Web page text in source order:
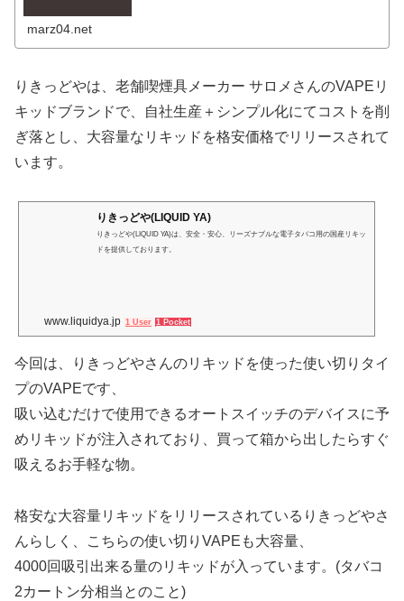
marz04.net
りきっどやは、老舗喫煙具メーカー サロメさんのVAPEリ
キッドブランドで、自社生産＋シンプル化にてコストを削
ぎ落とし、大容量なリキッドを格安価格でリリースされて
います。
りきっどや(LIQUID YA)
りきっどや(LIQUID YA)は、安全・安心、リーズナブルな電子タバコ用の国産リキッ
ドを提供しております。
www.liquidya.jp 1 User 1 Pocket
今回は、りきっどやさんのリキッドを使った使い切りタイ
プのVAPEです、
吸い込むだけで使用できるオートスイッチのデバイスに予
めリキッドが注入されており、買って箱から出したらすぐ
吸えるお手軽な物。
格安な大容量リキッドをリリースされているりきっどやさ
んらしく、こちらの使い切りVAPEも大容量、
4000回吸引出来る量のリキッドが入っています。(タバコ
2カートン分相当とのこと)